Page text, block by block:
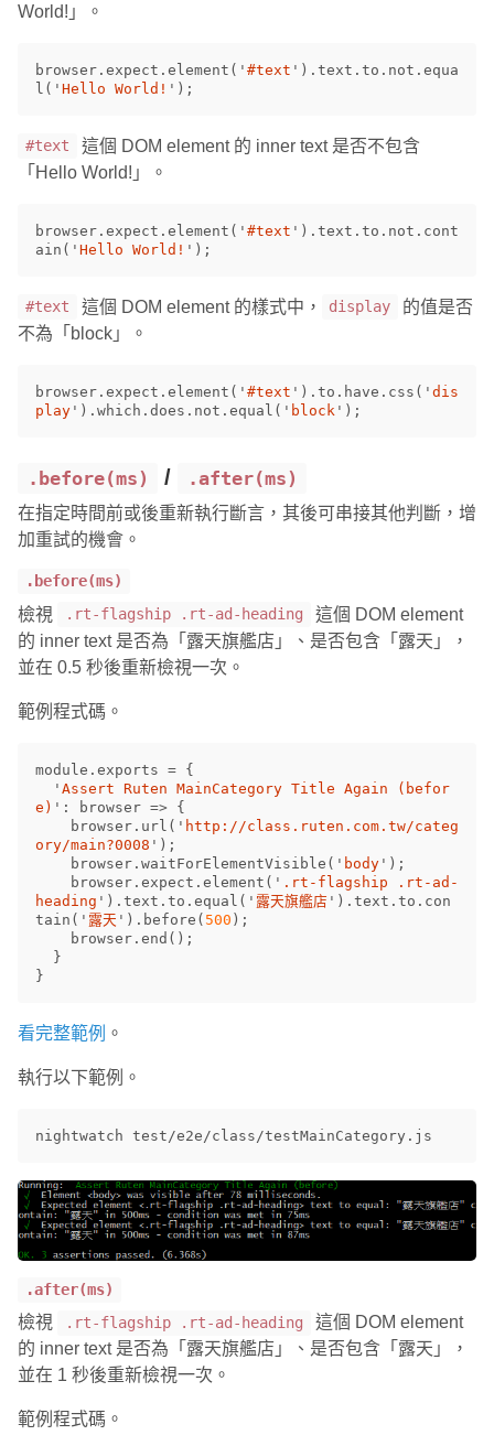
World!」。
browser . expect . element ( ' #text ' ). text . to . not . equa
l ( ' Hello World! ' );
#text
這個 DOM element 的 inner text 是否不包含
「Hello World!」。
browser . expect . element ( ' #text ' ). text . to . not . cont
ain ( ' Hello World! ' );
#text 這個 DOM element 的樣式中， display
的值是否
不為「block」。
browser . expect . element ( ' #text ' ). to . have . css ( ' dis
play ' ). which . does . not . equal ( ' block ' );
.before(ms) / .after(ms)
在指定時間前或後重新執行斷言，其後可串接其他判斷，增
加重試的機會。
.before(ms)
檢視 .rt-flagship .rt-ad-heading
這個 DOM element
的 inner text 是否為「露天旗艦店」、是否包含「露天」，
並在 0.5 秒後重新檢視一次。
範例程式碼。
module . exports = {
' Assert Ruten MainCategory Title Again (befor
e) ' : browser => {
browser . url ( ' http://class.ruten.com.tw/categ
ory/main?0008 ' );
browser . waitForElementVisible ( ' body ' );
browser . expect . element ( ' .rt-flagship .rt-ad-
heading ' ). text . to . equal ( ' 露天旗艦店 ' ). text . to . con
tain ( ' 露天 ' ). before ( 500 );
browser . end ();
}
}
看完整範例 。
執行以下範例。
.after(ms)
檢視 .rt-flagship .rt-ad-heading
這個 DOM element
的 inner text 是否為「露天旗艦店」、是否包含「露天」，
並在 1 秒後重新檢視一次。
範例程式碼。